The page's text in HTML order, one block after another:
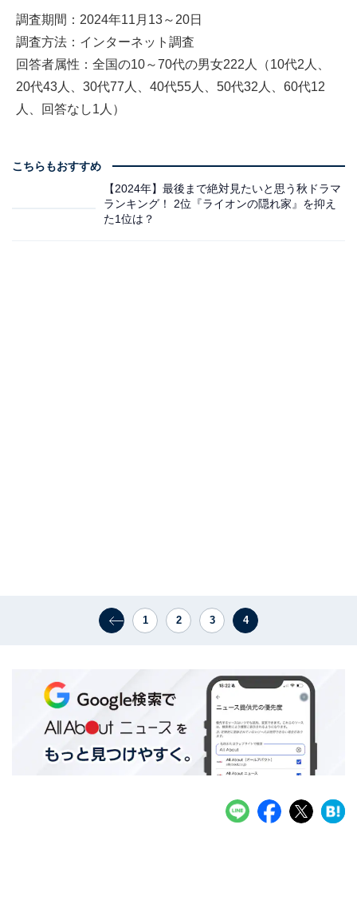
調査期間：2024年11月13～20日
調査方法：インターネット調査
回答者属性：全国の10～70代の男女222人（10代2人、
20代43人、30代77人、40代55人、50代32人、60代12
人、回答なし1人）
こちらもおすすめ
【2024年】最後まで絶対見たいと思う秋ドラマ
ランキング！ 2位『ライオンの隠れ家』を抑え
た1位は？
1 2 3 4